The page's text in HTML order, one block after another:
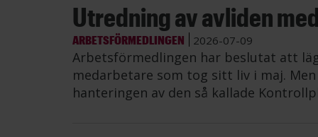
Utredning av avliden
ARBETSFÖRMEDLINGEN 2026-07-09
Arbetsförmedlingen har beslutat att
medarbetare som tog sitt liv i maj.
hanteringen av den så kallade